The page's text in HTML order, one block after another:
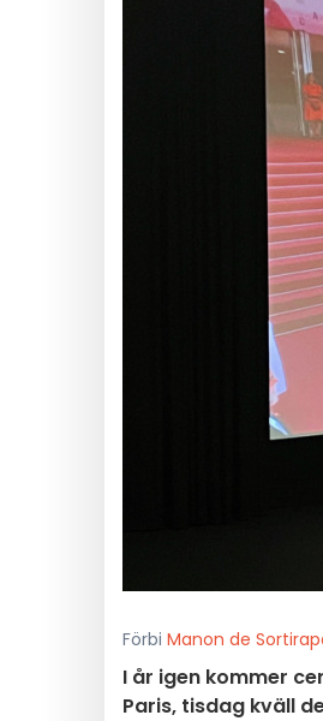
Förbi Manon de
I år igen kommer
Paris, tisdag kväll